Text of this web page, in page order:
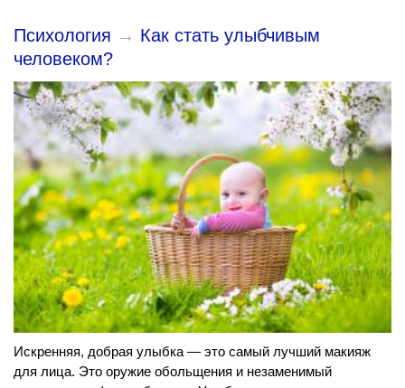
Психология → Как стать улыбчивым
человеком?
Искренняя, добрая улыбка — это самый лучший макияж
для лица. Это оружие обольщения и незаменимый